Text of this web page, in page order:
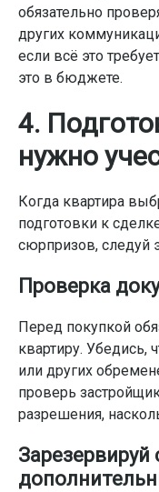
обязательно
других
если всё это
это в бюджете.
4.
нужно
Когда квартира
подготовки к
сюрпризов, следуй
Проверка
Перед покупкой
квартиру. Убедись,
или других
проверь
разрешения,
Зарезервируй